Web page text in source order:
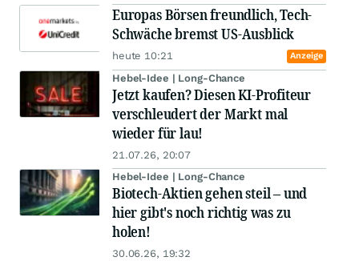
Europas Börsen freundlich, Tech-
Schwäche bremst US-Ausblick
heute 10:21 Anzeige
Hebel-Idee | Long-Chance
Jetzt kaufen? Diesen KI-Profiteur
verschleudert der Markt mal
wieder für lau!
21.07.26, 20:07
Hebel-Idee | Long-Chance
Biotech-Aktien gehen steil – und
hier gibt's noch richtig was zu
holen!
30.06.26, 19:32